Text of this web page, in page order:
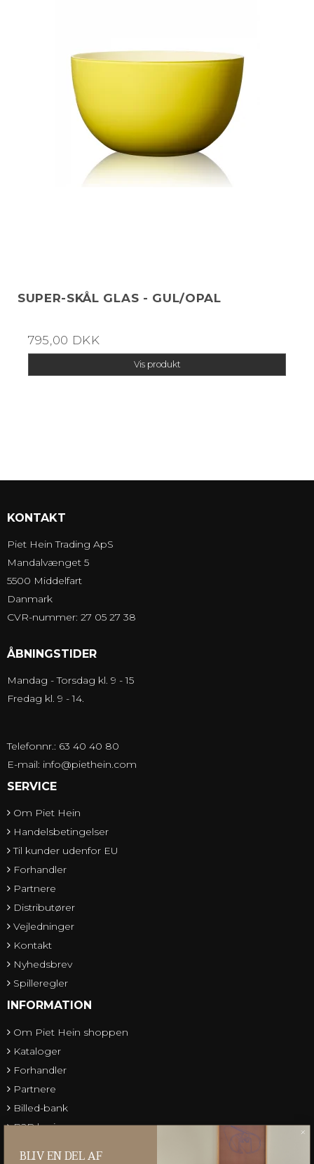
SUPER-SKÅL GLAS - GUL/OPAL
795,00 DKK
Vis produkt
KONTAKT
Piet Hein Trading ApS
Mandalvænget 5
5500 Middelfart
Danmark
CVR-nummer: 27 05 27 38
ÅBNINGSTIDER
Mandag - Torsdag kl. 9 - 15
Fredag kl. 9 - 14.
Telefonnr.: 63 40 40 80
E-mail: info@piethein.com
SERVICE
Om Piet Hein
Handelsbetingelser
Til kunder udenfor EU
Forhandler
Partnere
Distributører
Vejledninger
Kontakt
Nyhedsbrev
Spilleregler
INFORMATION
Om Piet Hein shoppen
Kataloger
Forhandler
Partnere
Billed-bank
B2B login
BLIV EN DEL AF